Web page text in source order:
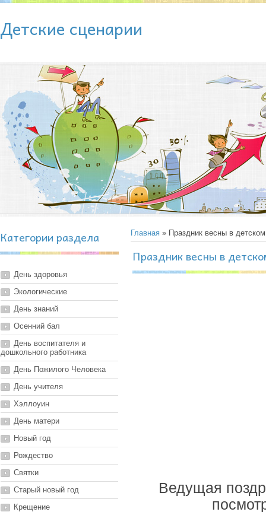
Детские сценарии
Категории раздела
День здоровья
Экологические
День знаний
Осенний бал
День воспитателя и
дошкольного работника
День Пожилого Человека
День учителя
Хэллоуин
День матери
Новый год
Рождество
Святки
Старый новый год
Крещение
Главная » Праздник весны в
Праздник весны в
Ведущая